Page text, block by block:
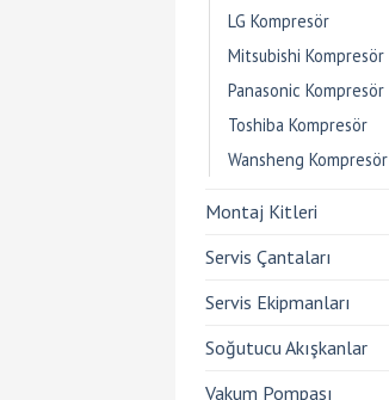
LG Kompresör
Mitsubishi Kompresör
Panasonic Kompresör
Toshiba Kompresör
Wansheng Kompresör
Montaj Kitleri
Servis Çantaları
Servis Ekipmanları
Soğutucu Akışkanlar
Vakum Pompası